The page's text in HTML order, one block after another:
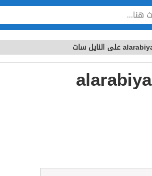
تردد قناة العربية الإخبارية alarabiya